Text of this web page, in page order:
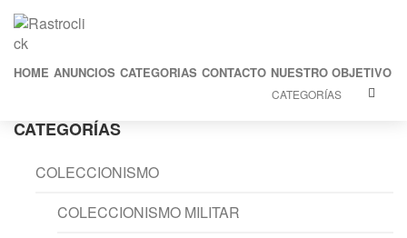
HOME ANUNCIOS CATEGORIAS CONTACTO NUESTRO OBJETIVO
CATEGORÍAS
CATEGORÍAS
COLECCIONISMO
COLECCIONISMO MILITAR